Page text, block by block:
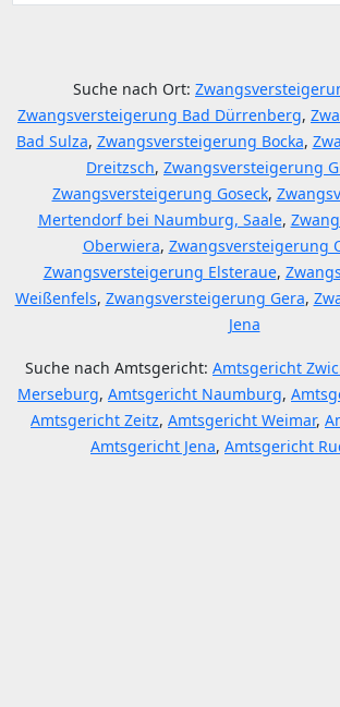
Suche nach Ort:
Zwangsversteigerung Bad Dürrenberg,
Bad Sulza, Zwangsversteigerung Bocka,
Dreitzsch, Zwangsversteigerung
Zwangsversteigerung Goseck,
Mertendorf bei Naumburg, Saale,
Oberwiera, Zwangsversteigerung
Zwangsversteigerung Elsteraue,
Weißenfels, Zwangsversteigerung Gera,
Jena
Suche nach Amtsgericht: Amtsgericht
Merseburg, Amtsgericht Naumburg,
Amtsgericht Zeitz, Amtsgericht Weimar,
Amtsgericht Jena, Amtsgericht